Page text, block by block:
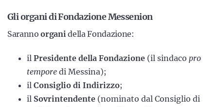
Gli organi di Fondazione Messenion
Sarannoorganidella Fondazione:
il Presidente della Fondazione (il sindaco pro
tempore di Messina);
il Consiglio di Indirizzo;
il Sovrintendente (nominato dal Consiglio di